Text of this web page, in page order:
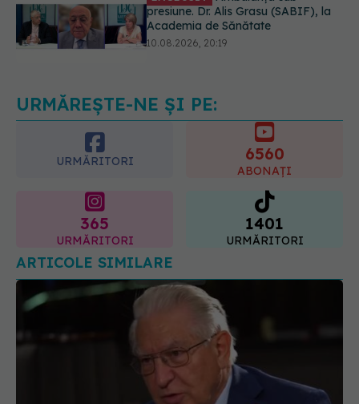
Semnul de pe picioare care poate
dezvălui că arterele sunt grav
URMĂREȘTE-NE ȘI PE:
URMĂRITORI 6560
ABONAȚI
365
URMĂRITORI
1401
URMĂRITORI
ARTICOLE SIMILARE